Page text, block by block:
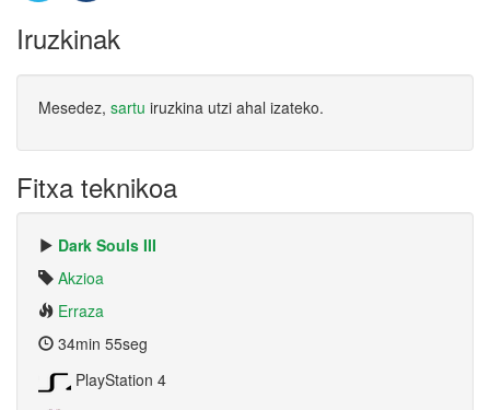
Iruzkinak
Mesedez, sartu iruzkina utzi ahal izateko.
Fitxa teknikoa
Dark Souls III
Akzioa
Erraza
34min 55seg
PlayStation 4